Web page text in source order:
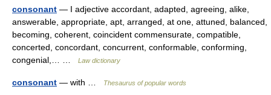
consonant — I adjective accordant, adapted, agreeing, alike,
answerable, appropriate, apt, arranged, at one, attuned, balanced,
becoming, coherent, coincident commensurate, compatible,
concerted, concordant, concurrent, conformable, conforming,
congenial,… …
Law dictionary
consonant — with … Thesaurus of popular words